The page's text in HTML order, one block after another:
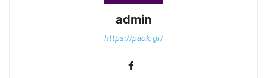
admin
https://paok.gr/